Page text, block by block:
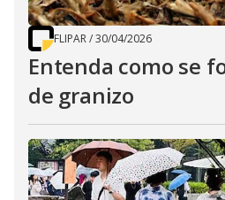
FLIPAR/30/04/2026
Entenda como se
de granizo